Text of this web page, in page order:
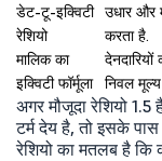
डेट-टू-इक्विटी
रेशियो
उधार और
करता है.
मालिक का
इक्विटी फॉर्मूला
निवल
अगर मौजूदा रेशियो
टर्म देय है, तो इसके
रेशियो का मतलब है कि